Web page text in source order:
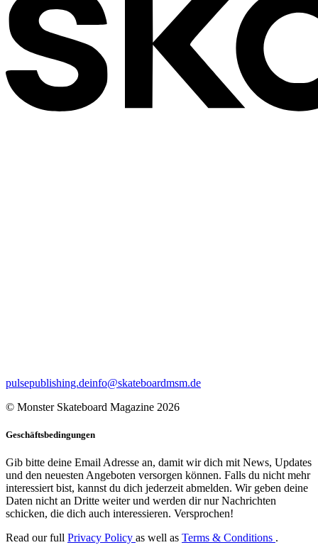
pulsepublishing.deinfo@skateboardmsm.de
© Monster Skateboard Magazine 2026
Geschäftsbedingungen
Gib bitte deine Email Adresse an, damit wir dich mit News, Updates
und den neuesten Angeboten versorgen können. Falls du nicht mehr
interessiert bist, kannst du dich jederzeit abmelden. Wir geben deine
Daten nicht an Dritte weiter und werden dir nur Nachrichten
schicken, die dich auch interessieren. Versprochen!
Read our full Privacy Policy as well as Terms & Conditions .